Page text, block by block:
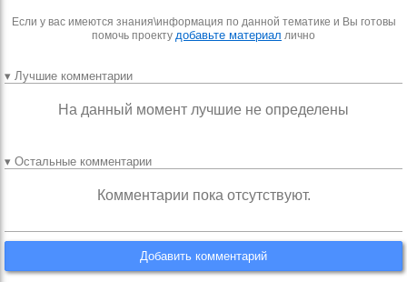
Если у вас имеются знания\информация по данной тематике и Вы готовы
помочь проекту добавьте материал лично
▾ Лучшие комментарии
На данный момент лучшие не определены
▾ Остальные комментарии
Комментарии пока отсутствуют.
Добавить комментарий